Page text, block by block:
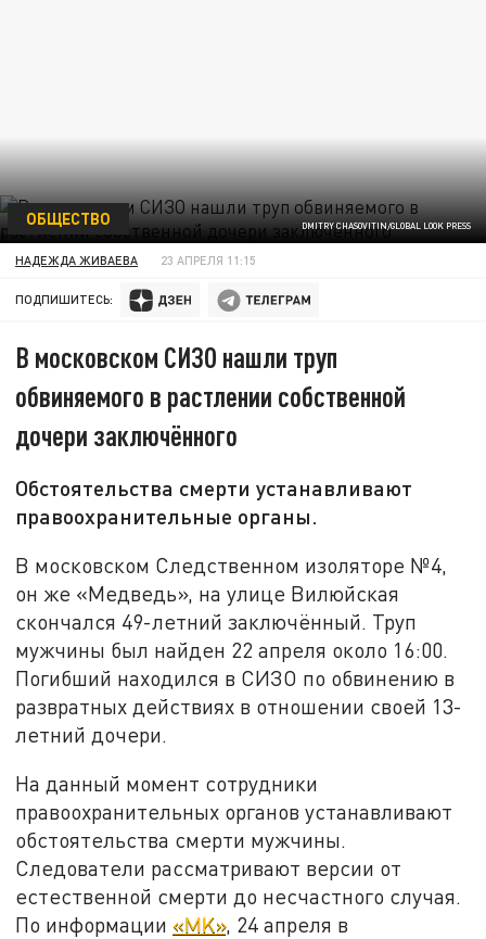
DMITRY CHASOVITIN/GLOBAL LOOK PRESS
ОБЩЕСТВО
НАДЕЖДА ЖИВАЕВА 23 АПРЕЛЯ 11:15
ПОДПИШИТЕСЬ:
В московском СИЗО нашли труп
обвиняемого в растлении собственной
дочери заключённого
Обстоятельства смерти устанавливают
правоохранительные органы.
В московском Следственном изоляторе №4,
он же «Медведь», на улице Вилюйская
скончался 49-летний заключённый. Труп
мужчины был найден 22 апреля около 16:00.
Погибший находился в СИЗО по обвинению в
развратных действиях в отношении своей 13-
летний дочери.
На данный момент сотрудники
правоохранительных органов устанавливают
обстоятельства смерти мужчины.
Следователи рассматривают версии от
естественной смерти до несчастного случая.
По информации «MK», 24 апреля в